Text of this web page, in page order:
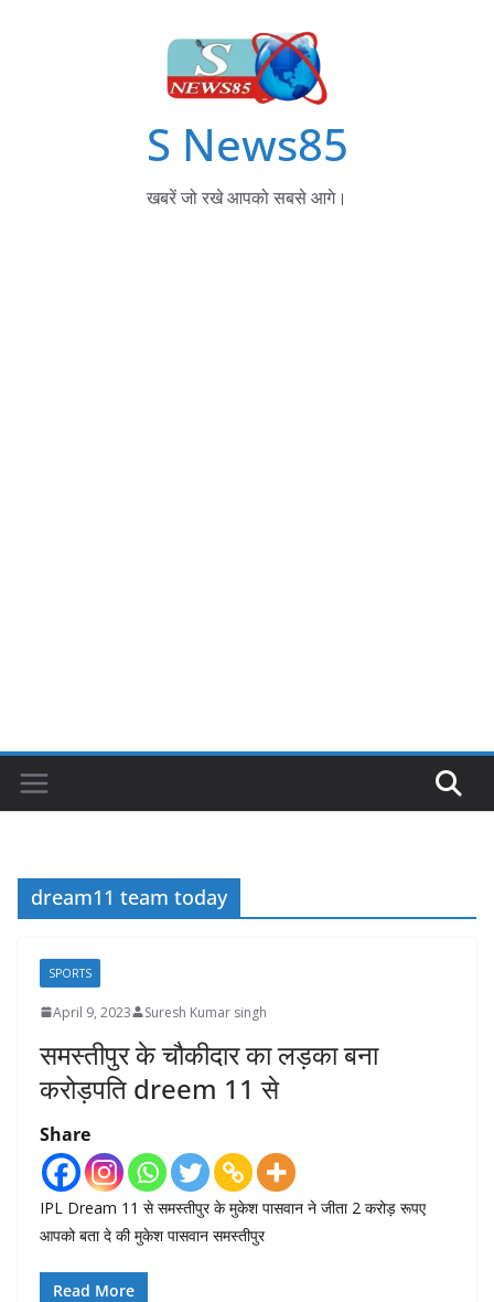
S News85
खबरें जो रखे आपको सबसे आगे।
dream11 team today
SPORTS
April 9, 2023 Suresh Kumar singh
समस्तीपुर के चौकीदार का लड़का बना
करोड़पति dreem 11 से
Share
IPL Dream 11 से समस्तीपुर के मुकेश पासवान ने जीता 2 करोड़ रूपए
आपको बता दे की मुकेश पासवान समस्तीपुर
Read More